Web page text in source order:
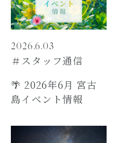
2026.6.03
＃スタッフ通信
🌴 2026年6月 宮古
島イベント情報